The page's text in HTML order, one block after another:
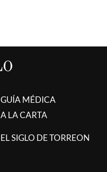
GUÍA MÉDICA
A LA CARTA
EL SIGLO DE TORREON